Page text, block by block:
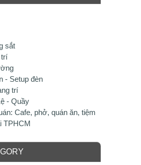
sắt
trí
- Setup đèn
trí
- Quầy
Cafe, phở, quán ăn, tiệm
TPHCM